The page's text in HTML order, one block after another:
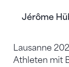
Jérôme
Lausanne
Athleten mit